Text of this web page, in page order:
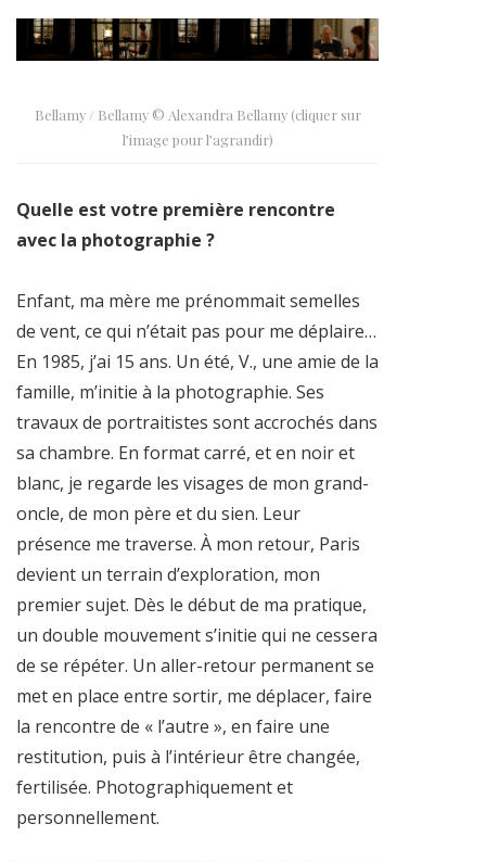
Bellamy / Bellamy © Alexandra Bellamy (cliquer sur
l’image pour l’agrandir)
Quelle est votre première rencontre
avec la photographie ?
Enfant, ma mère me prénommait semelles
de vent, ce qui n’était pas pour me déplaire…
En 1985, j’ai 15 ans. Un été, V., une amie de la
famille, m’initie à la photographie. Ses
travaux de portraitistes sont accrochés dans
sa chambre. En format carré, et en noir et
blanc, je regarde les visages de mon grand-
oncle, de mon père et du sien. Leur
présence me traverse. À mon retour, Paris
devient un terrain d’exploration, mon
premier sujet. Dès le début de ma pratique,
un double mouvement s’initie qui ne cessera
de se répéter. Un aller-retour permanent se
met en place entre sortir, me déplacer, faire
la rencontre de « l’autre », en faire une
restitution, puis à l’intérieur être changée,
fertilisée. Photographiquement et
personnellement.